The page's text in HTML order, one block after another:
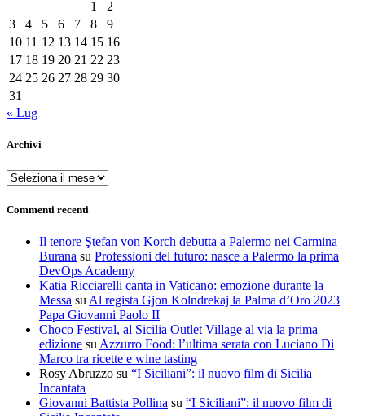
1
2
3
4 5 6 7 8
9
10 11 12 13 14 15 16
17 18 19 20 21 22 23
24 25 26 27 28 29 30
31
« Lug
Archivi
Archivi
Commenti recenti
Il tenore Ştefan von Korch debutta a Palermo nei Carmina
Burana su Professioni del futuro: nasce a Palermo la prima
DevOps Academy
Katia Ricciarelli canta in Vaticano: emozione durante la
Messa su Al regista Gjon Kolndrekaj la Palma d’Oro 2023
Papa Giovanni Paolo II
Choco Festival, al Sicilia Outlet Village al via la prima
edizione su Azzurro Food: l’ultima serata con Luciano Di
Marco tra ricette e wine tasting
Rosy Abruzzo su “I Siciliani”: il nuovo film di Sicilia
Incantata
Giovanni Battista Pollina su “I Siciliani”: il nuovo film di